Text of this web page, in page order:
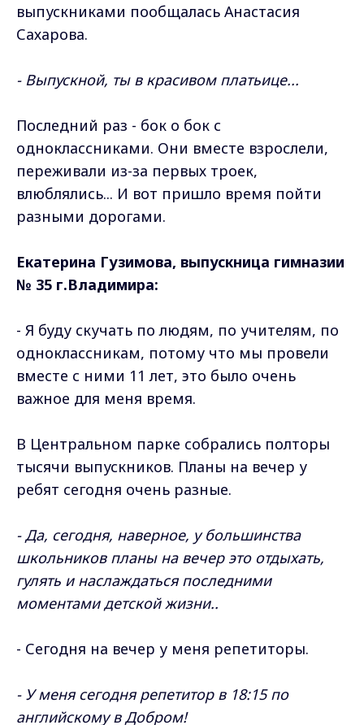
выпускниками пообщалась Анастасия
Сахарова.
- Выпускной, ты в красивом платьице...
Последний раз - бок о бок с
одноклассниками. Они вместе взрослели,
переживали из-за первых троек,
влюблялись... И вот пришло время пойти
разными дорогами.
Екатерина Гузимова, выпускница гимназии
№ 35 г.Владимира:
- Я буду скучать по людям, по учителям, по
одноклассникам, потому что мы провели
вместе с ними 11 лет, это было очень
важное для меня время.
В Центральном парке собрались полторы
тысячи выпускников. Планы на вечер у
ребят сегодня очень разные.
- Да, сегодня, наверное, у большинства
школьников планы на вечер это отдыхать,
гулять и наслаждаться последними
моментами детской жизни..
- Сегодня на вечер у меня репетиторы.
- У меня сегодня репетитор в 18:15 по
английскому в Добром!